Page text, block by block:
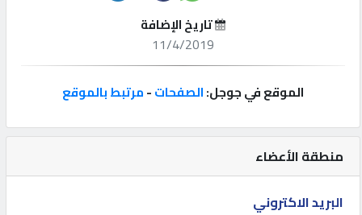
بنا
إعلانات
منطقة الأعضاء
البريد الاكتروني
تاريخ الإضافة
11/4/2019
الموقع في جوجل:الصفحات-مرتبط بالموقع